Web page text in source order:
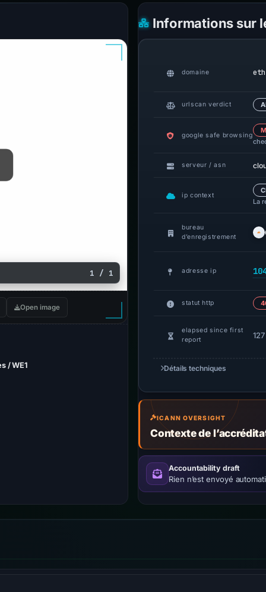
1 / 1
Open image
/ WE1
Informations sur
domaine
urlscan verdict
google safe browsing
serveur / asn
ip context
La
bureau
d’enregistrement
adresse ip
statut http
elapsed since first
report
Détails techniques
ICANN OVERSIGHT
Contexte de
Accountability draft
Rien n’est envoyé